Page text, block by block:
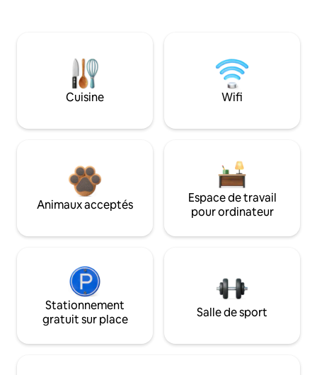
Cuisine Wifi
Animaux acceptés
Espace de travail
pour ordinateur
Stationnement
gratuit sur place
Salle de sport